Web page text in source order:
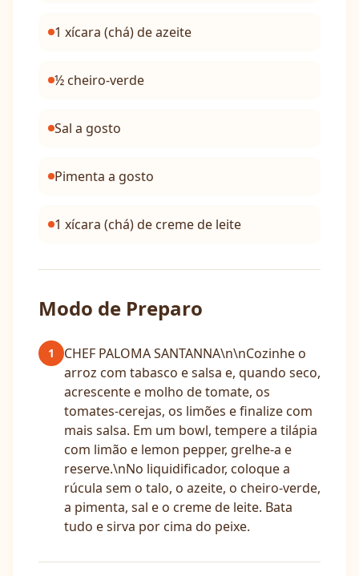
1 xícara (chá) de azeite
½ cheiro-verde
Sal a gosto
Pimenta a gosto
1 xícara (chá) de creme de leite
Modo de Preparo
1
CHEF PALOMA SANTANNA\n\nCozinhe o
arroz com tabasco e salsa e, quando seco,
acrescente e molho de tomate, os
tomates-cerejas, os limões e finalize com
mais salsa. Em um bowl, tempere a tilápia
com limão e lemon pepper, grelhe-a e
reserve.\nNo liquidificador, coloque a
rúcula sem o talo, o azeite, o cheiro-verde,
a pimenta, sal e o creme de leite. Bata
tudo e sirva por cima do peixe.